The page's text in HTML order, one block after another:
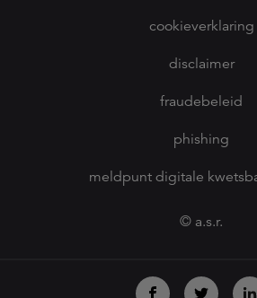
cookieverklaring
disclaimer
fraudebeleid
phishing
meldpunt digitale
© a.s.r.